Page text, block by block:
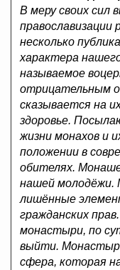
В меру своих сил
несколько
характера
называемое
отрицательным
сказывается на
здоровье.
жизни монахов и
положении в
обителях.
нашей молодёжи.
лишённые
гражданских
монастыри, по
выйти.
сфера, которая